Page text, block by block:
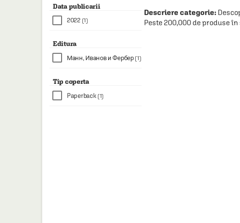
Data publicarii
2022 (1)
Editura
Манн, Иванов и Фербер (1)
Tip coperta
Paperback (1)
Descriere categorie:
Peste 200,000 de produse în